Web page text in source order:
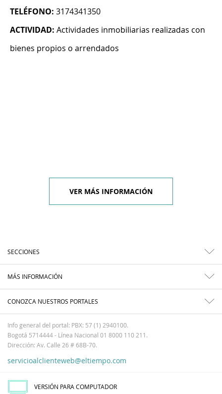
TELÉFONO: 3174341350
ACTIVIDAD: Actividades inmobiliarias realizadas con
bienes propios o arrendados
VER MÁS INFORMACIÓN
SECCIONES
MÁS INFORMACIÓN
CONOZCA NUESTROS PORTALES
Info general del portal: PBX: 57 (1) 2940100.
Bogotá 5714444 - Línea Nacional 01 8000 110 211.
Dirección: Av. Calle 26 # 68B-70.
servicioalclienteweb@eltiempo.com
VERSIÓN PARA COMPUTADOR